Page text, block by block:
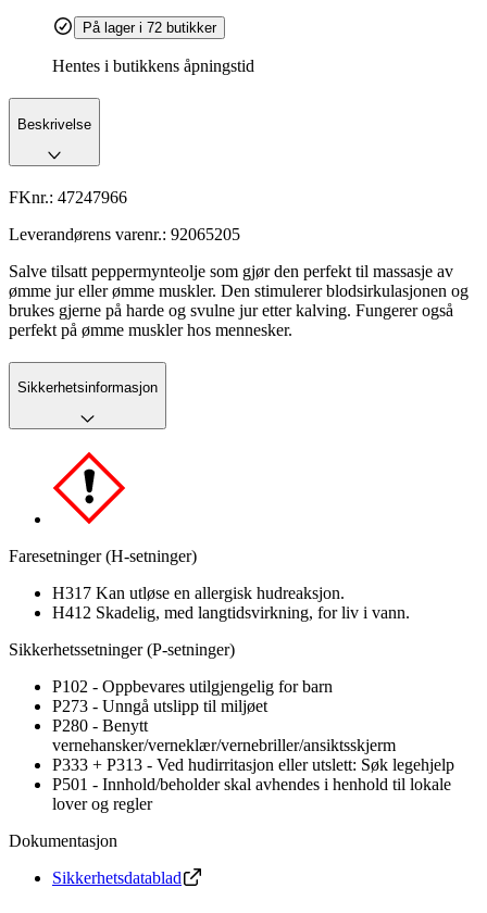
På lager i 72 butikker
Hentes i butikkens åpningstid
Beskrivelse
FKnr.: 47247966
Leverandørens varenr.: 92065205
Salve tilsatt peppermynteolje som gjør den perfekt til massasje av
ømme jur eller ømme muskler. Den stimulerer blodsirkulasjonen og
brukes gjerne på harde og svulne jur etter kalving. Fungerer også
perfekt på ømme muskler hos mennesker.
Sikkerhetsinformasjon
Faresetninger (H-setninger)
H317 Kan utløse en allergisk hudreaksjon.
H412 Skadelig, med langtidsvirkning, for liv i vann.
Sikkerhetssetninger (P-setninger)
P102 - Oppbevares utilgjengelig for barn
P273 - Unngå utslipp til miljøet
P280 - Benytt
vernehansker/verneklær/vernebriller/ansiktsskjerm
P333 + P313 - Ved hudirritasjon eller utslett: Søk legehjelp
P501 - Innhold/beholder skal avhendes i henhold til lokale
lover og regler
Dokumentasjon
Sikkerhetsdatablad